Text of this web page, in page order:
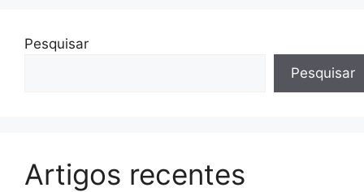
Pesquisar
Pesquisar
Artigos recentes